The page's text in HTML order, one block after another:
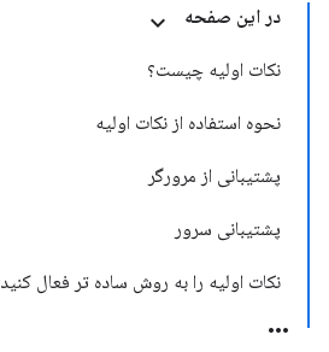
در این صفحه
نکات اولیه چیست؟
نحوه استفاده از نکات اولیه
پشتیبانی از مرورگر
پشتیبانی سرور
نکات اولیه را به روش ساده تر فعال کنید